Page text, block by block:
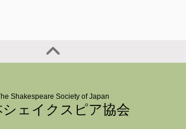
Shakespeare Society of Japan
シェイクスピア協会